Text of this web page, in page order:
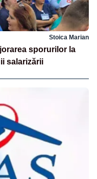
Stoica Marian
sporurilor la
salarizării